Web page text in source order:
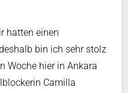
hatten einen
bin ich sehr stolz
Woche hier in Ankara
Camilla